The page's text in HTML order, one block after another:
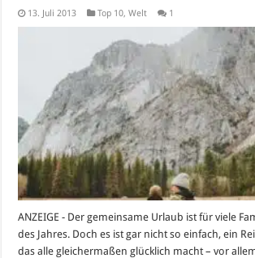
13. Juli 2013 Top 10,Welt 1
ANZEIGE - Der gemeinsame Urlaub ist für viele
des Jahres. Doch es ist gar nicht so einfach, ein
das alle gleichermaßen glücklich macht – vor